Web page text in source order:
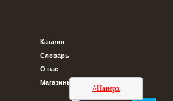
^Наверх
Каталог
Словарь
О нас
Магазины